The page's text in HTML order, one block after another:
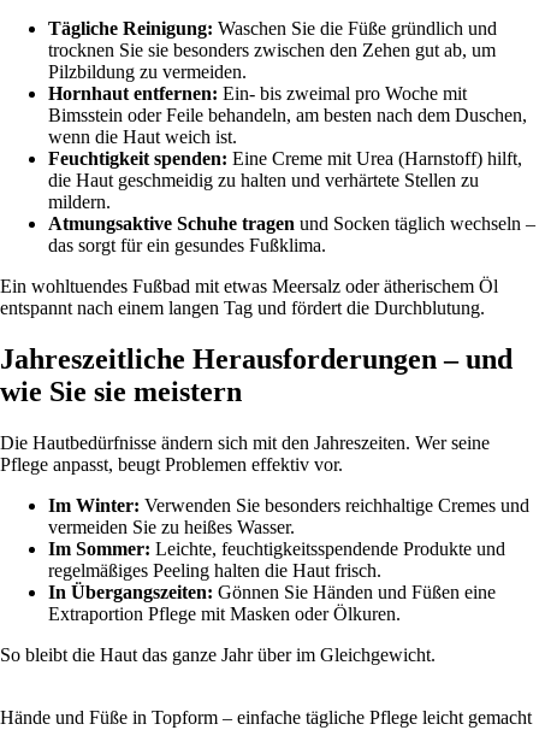
Tägliche Reinigung: Waschen Sie die Füße gründlich und
trocknen Sie sie besonders zwischen den Zehen gut ab, um
Pilzbildung zu vermeiden.
Hornhaut entfernen: Ein- bis zweimal pro Woche mit
Bimsstein oder Feile behandeln, am besten nach dem Duschen,
wenn die Haut weich ist.
Feuchtigkeit spenden: Eine Creme mit Urea (Harnstoff) hilft,
die Haut geschmeidig zu halten und verhärtete Stellen zu
mildern.
Atmungsaktive Schuhe tragen und Socken täglich wechseln –
das sorgt für ein gesundes Fußklima.
Ein wohltuendes Fußbad mit etwas Meersalz oder ätherischem Öl
entspannt nach einem langen Tag und fördert die Durchblutung.
Jahreszeitliche Herausforderungen – und
wie Sie sie meistern
Die Hautbedürfnisse ändern sich mit den Jahreszeiten. Wer seine
Pflege anpasst, beugt Problemen effektiv vor.
Im Winter: Verwenden Sie besonders reichhaltige Cremes und
vermeiden Sie zu heißes Wasser.
Im Sommer: Leichte, feuchtigkeitsspendende Produkte und
regelmäßiges Peeling halten die Haut frisch.
In Übergangszeiten: Gönnen Sie Händen und Füßen eine
Extraportion Pflege mit Masken oder Ölkuren.
So bleibt die Haut das ganze Jahr über im Gleichgewicht.
Hände und Füße in Topform – einfache tägliche Pflege leicht gemacht